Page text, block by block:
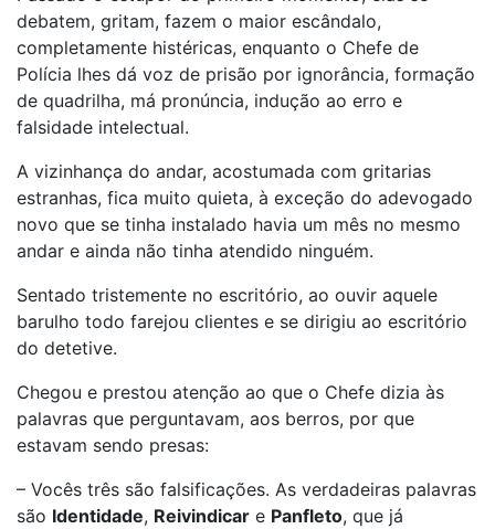
debatem, gritam, fazem o maior escândalo,
completamente histéricas, enquanto o Chefe de
Polícia lhes dá voz de prisão por ignorância, formação
de quadrilha, má pronúncia, indução ao erro e
falsidade intelectual.
A vizinhança do andar, acostumada com gritarias
estranhas, fica muito quieta, à exceção do adevogado
novo que se tinha instalado havia um mês no mesmo
andar e ainda não tinha atendido ninguém.
Sentado tristemente no escritório, ao ouvir aquele
barulho todo farejou clientes e se dirigiu ao escritório
do detetive.
Chegou e prestou atenção ao que o Chefe dizia às
palavras que perguntavam, aos berros, por que
estavam sendo presas:
– Vocês três são falsificações. As verdadeiras palavras
são Identidade, Reivindicar e Panfleto, que já